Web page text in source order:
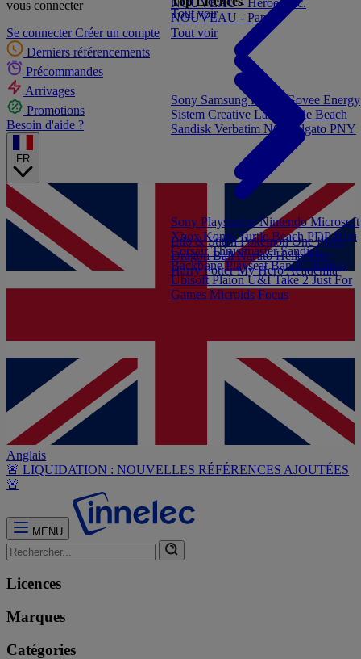
vous connecter
Se connecter Créer un compte
Derniers référencements
Précommandes
Arrivages
Promotions
Besoin d'aide ?
FR
Anglais
🚨 LIQUIDATION : NOUVELLES RÉFÉRENCES AJOUTÉES
🚨
MENU
Licences
Marques
Catégories
NOUVEAU - Heroes Inc.
NOUVEAU - Panini
Tout voir
Sony PlaystationNintendoMicrosoft
XboxKonixTurtle BeachPDPHori
CorsairThrustmasterSandisk
BackbonePlayseatBandai Namco
UbisoftPlaionU&ITake 2Just For
Games Microids Focus
Tout voir
Lilo & StitchPokémonOne Piece
Dragon BallNarutoHello Kitty
Harry PotterMy Hero Academia
Sony SamsungKonix Govee Energy
Sistem Creative Labs
Turtle Beach
Sandisk Verbatim NGS Elgato PNY